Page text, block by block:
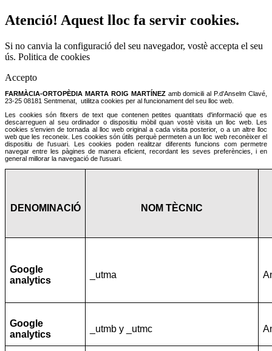
Atenció! Aquest lloc fa servir cookies.
Si no canvia la configuració del seu navegador, vostè accepta el seu
ús. Politica de cookies
Accepto
FARMÀCIA-ORTOPÈDIA MARTA ROIG MARTÍNEZ amb domicili al P.d'Anselm Clavé,
23-25 08181 Sentmenat,
utilitza cookies per al funcionament del seu lloc web.
Les cookies són fitxers de text que contenen petites quantitats d'informació que es
descarreguen al seu ordinador o dispositiu mòbil quan vostè visita un lloc web. Les
cookies s'envien de tornada al lloc web original a cada visita posterior, o a un altre lloc
web que les reconeix. Les cookies són útils perquè permeten a un lloc web reconèixer el
dispositiu de l'usuari. Les cookies poden realitzar diferents funcions com permetre
navegar entre les pàgines de manera eficient, recordant les seves preferències, i en
general millorar la navegació de l'usuari.
DENOMINACIÓ NOM TÈCNIC
Google
analytics
_utma
Google
analytics
_utmb y _utmc